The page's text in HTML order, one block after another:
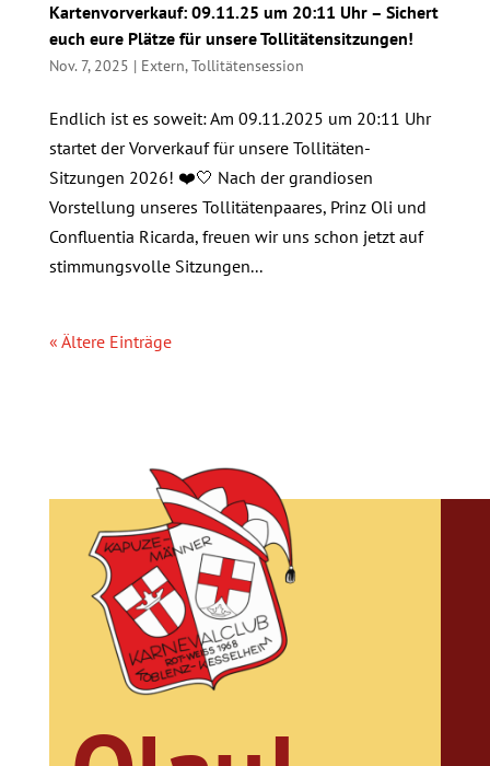
Kartenvorverkauf: 09.11.25 um 20:11 Uhr – Sichert
euch eure Plätze für unsere Tollitätensitzungen!
Nov. 7, 2025 | Extern,Tollitätensession
Endlich ist es soweit: Am 09.11.2025 um 20:11 Uhr
startet der Vorverkauf für unsere Tollitäten-
Sitzungen 2026! ❤️🤍 Nach der grandiosen
Vorstellung unseres Tollitätenpaares, Prinz Oli und
Confluentia Ricarda, freuen wir uns schon jetzt auf
stimmungsvolle Sitzungen...
« Ältere Einträge